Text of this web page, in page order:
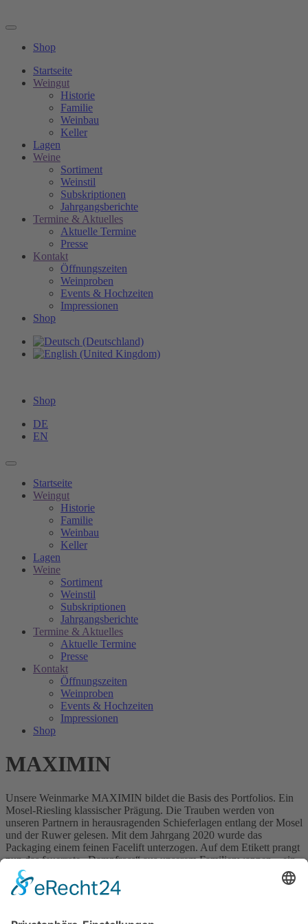
Shop
Startseite
Weingut
Historie
Familie
Weinbau
Keller
Lagen
Weine
Sortiment
Weinstil
Subskriptionen
Jahrgangsberichte
Termine & Aktuelles
Aktuelle Termine
Presse
Kontakt
Öffnungszeiten
Weinproben
Events & Hochzeiten
Impressionen
Shop
Shop
DE
EN
Startseite
Weingut
Historie
Familie
Weinbau
Keller
Lagen
Weine
Sortiment
Weinstil
Subskriptionen
Jahrgangsberichte
Termine & Aktuelles
Aktuelle Termine
Presse
Kontakt
Öffnungszeiten
Weinproben
Events & Hochzeiten
Impressionen
Shop
MAXIMIN
Unsere Weinmarke MAXIMIN bildet die Basis des Portfolios. Ein
Mosel-Riesling klassischer Prägung. Die Trauben werden von
unseren Partnern in herausragenden Schieferlagen entlang der Mosel
und der Ruwer gelesen. Mit dem Jahrgang 2020 wurde das
Packaging einem feinen Facelift unterzogen. Auf dem Etikett prangt
nun das feuerrote „Dampfross“ aus unserem Familienwappen – ein
Verweis auf die Verdienste unserer Vorfahren im Bergbau-, Hütten-
und Eisenbahnwesen.